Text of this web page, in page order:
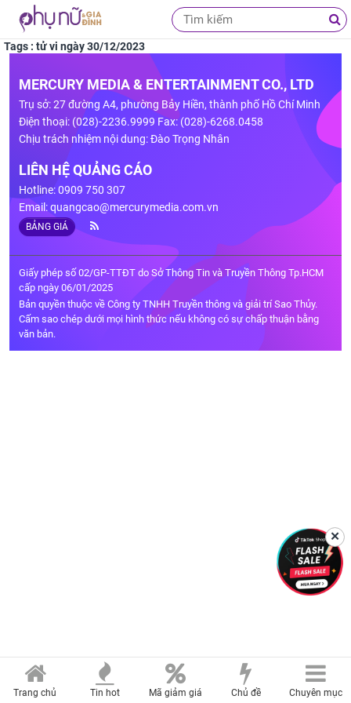
Tags : tử vi ngày 30/12/2023
MERCURY MEDIA & ENTERTAINMENT CO., LTD
Trụ sở: 27 đường A4, phường Bảy Hiền, thành phố Hồ Chí Minh
Điện thoại: (028)-2236.9999 Fax: (028)-6268.0458
Chịu trách nhiệm nội dung: Đào Trọng Nhân
LIÊN HỆ QUẢNG CÁO
Hotline: 0909 750 307
Email:quangcao@mercurymedia.com.vn
BẢNG GIÁ
Giấy phép số 02/GP-TTĐT do Sở Thông Tin và Truyền Thông Tp.HCM
cấp ngày 06/01/2025
Bản quyền thuộc về Công ty TNHH Truyền thông và giải trí Sao Thủy.
Cấm sao chép dưới mọi hình thức nếu không có sự chấp thuận bằng
văn bản.
Trang chủ Tin hot Mã giảm giá Chủ đề Chuyên mục
✕